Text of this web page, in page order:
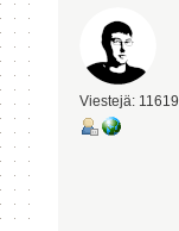
Viestejä: 11619